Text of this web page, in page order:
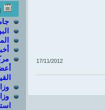
17/11/2012